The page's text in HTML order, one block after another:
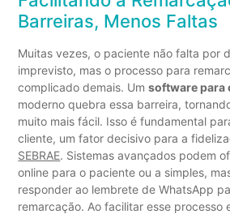
Barreiras, Menos Faltas
Muitas vezes, o paciente não falta por
imprevisto, mas o processo para
complicado demais. Umsoftware para
moderno quebra essa barreira,
muito mais fácil. Isso é fundamental
cliente, um fator decisivo para a
SEBRAE. Sistemas avançados podem
online para o paciente ou a simples,
responder ao lembrete de WhatsApp
remarcação. Ao facilitar esse processo